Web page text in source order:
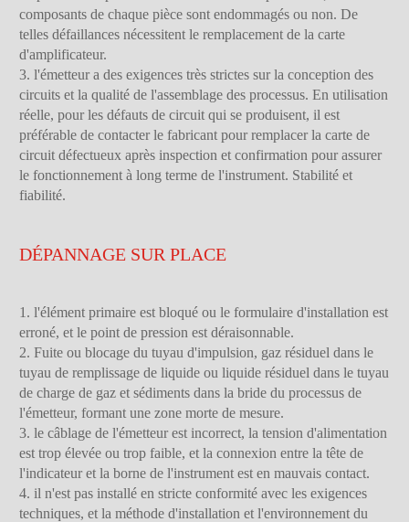
composants de chaque pièce sont endommagés ou non. De
telles défaillances nécessitent le remplacement de la carte
d'amplificateur.
3. l'émetteur a des exigences très strictes sur la conception des
circuits et la qualité de l'assemblage des processus. En utilisation
réelle, pour les défauts de circuit qui se produisent, il est
préférable de contacter le fabricant pour remplacer la carte de
circuit défectueux après inspection et confirmation pour assurer
le fonctionnement à long terme de l'instrument. Stabilité et
fiabilité.
DÉPANNAGE SUR PLACE
1. l'élément primaire est bloqué ou le formulaire d'installation est
erroné, et le point de pression est déraisonnable.
2. Fuite ou blocage du tuyau d'impulsion, gaz résiduel dans le
tuyau de remplissage de liquide ou liquide résiduel dans le tuyau
de charge de gaz et sédiments dans la bride du processus de
l'émetteur, formant une zone morte de mesure.
3. le câblage de l'émetteur est incorrect, la tension d'alimentation
est trop élevée ou trop faible, et la connexion entre la tête de
l'indicateur et la borne de l'instrument est en mauvais contact.
4. il n'est pas installé en stricte conformité avec les exigences
techniques, et la méthode d'installation et l'environnement du